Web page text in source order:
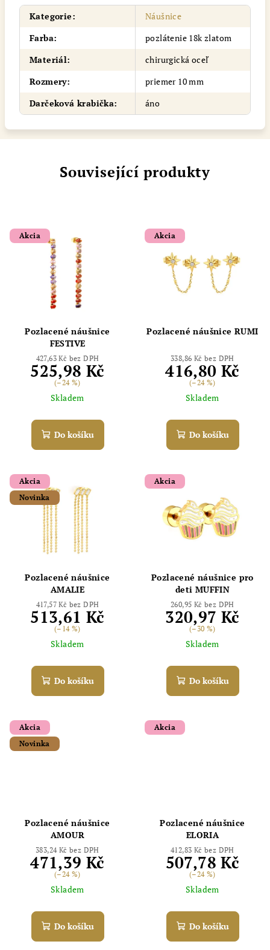
Kategorie:
Náušnice
Farba:
pozlátenie 18k zlatom
Materiál:
chirurgická oceľ
Rozmery:
priemer 10 mm
Darčeková krabička: áno
Související produkty
Akcia
Pozlacené náušnice
FESTIVE
427,63 Kč bez DPH
525,98 Kč
(–24 %)
Skladem
Do košíku
Akcia
Pozlacené náušnice RUMI
338,86 Kč bez DPH
416,80 Kč
(–24 %)
Skladem
Do košíku
Akcia
Novinka
Pozlacené náušnice
AMALIE
417,57 Kč bez DPH
513,61 Kč
(–14 %)
Skladem
Do košíku
Akcia
Pozlacené náušnice pro
deti MUFFIN
260,95 Kč bez DPH
320,97 Kč
(–30 %)
Skladem
Do košíku
Akcia
Novinka
Pozlacené náušnice
AMOUR
383,24 Kč bez DPH
471,39 Kč
(–24 %)
Skladem
Do košíku
Akcia
Pozlacené náušnice
ELORIA
412,83 Kč bez DPH
507,78 Kč
(–24 %)
Skladem
Do košíku